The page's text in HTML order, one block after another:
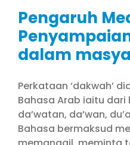
Pengaruh
dalam
Perkataan ‘dakwah’
Bahasa Arab iaitu dari
da’watan, da’wan,
Bahasa bermaksud